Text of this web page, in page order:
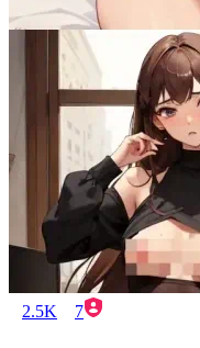
2.5K 7